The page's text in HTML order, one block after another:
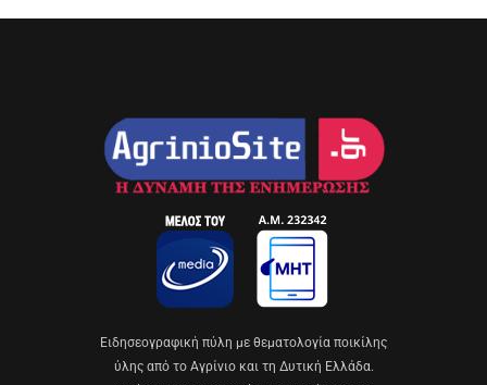
Eιδησεογραφική πύλη με θεματολογία ποικίλης
ύλης από το Αγρίνιο και τη Δυτική Ελλάδα.